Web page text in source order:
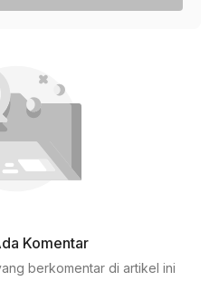
Komentar
berkomentar di artikel ini